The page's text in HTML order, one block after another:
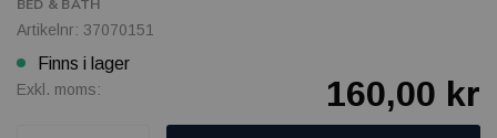
BED & BATH
Artikelnr: 37070151
Finns i lager
Exkl. moms: 160,00 kr